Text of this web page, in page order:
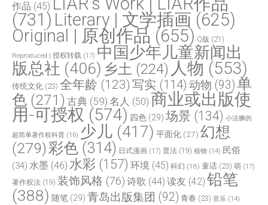
作品 (45)
(731) Literary | 文学插画 (625)
Original | 原创作品 (655) Q版 (21)
Reproduced | 授权转载 (17) 中国少年儿童新闻出
版总社 (406) 乡土 (224) 人物 (553)
传统文化 (23) 全年龄 (123) 写实 (114) 动物 (93)单
色 (271) 古典 (59) 名人 (50) 商业或出版使
用-可授权 (574) 四色 (29) 场景 (134) 小法狮的
超简单著作权科普 (16) 少儿 (417) 平面化 (27) 幻想
(279)彩色 (314) 日式漫画 (17) 普法 (19) 植物 (14) 民俗
(34) 水墨 (46) 水彩 (157) 环境 (45) 科幻 (18) 童话 (23) 萌 (17)
著作权法 (19) 装饰风格 (76) 诗歌 (44) 读友 (42) 铅笔
(388) 随笔 (29) 青岛出版集团 (92) 青春 (23) 音乐 (14)